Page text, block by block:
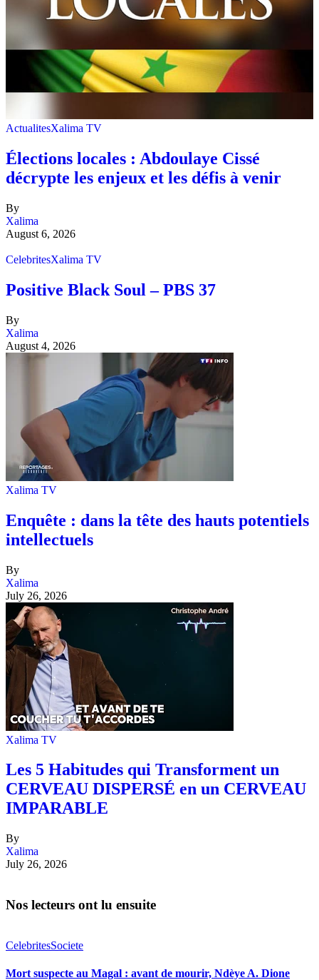
ActualitesXalima TV
Élections locales : Abdoulaye Cissé
décrypte les enjeux et les défis à venir
By
Xalima
August 6, 2026
CelebritesXalima TV
Positive Black Soul – PBS 37
By
Xalima
August 4, 2026
Xalima TV
Enquête : dans la tête des hauts potentiels
intellectuels
By
Xalima
July 26, 2026
Xalima TV
Les 5 Habitudes qui Transforment un
CERVEAU DISPERSÉ en un CERVEAU
IMPARABLE
By
Xalima
July 26, 2026
Nos lecteurs ont lu ensuite
CelebritesSociete
Mort suspecte au Magal : avant de mourir, Ndèye A. Dione